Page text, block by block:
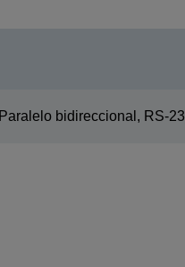
Paralelo bidireccional, RS-